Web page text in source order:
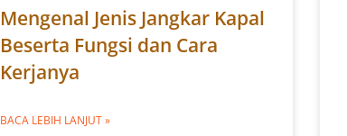
Mengenal Jenis Jangkar Kapal
Beserta Fungsi dan Cara
Kerjanya
BACA LEBIH LANJUT »